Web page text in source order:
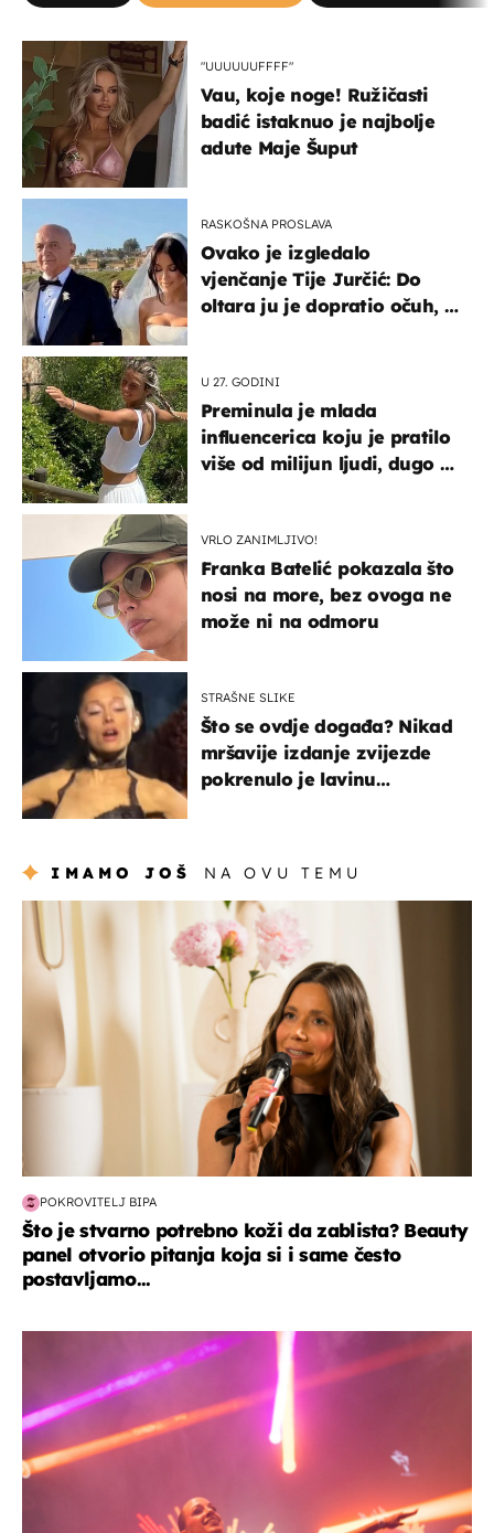
"UUUUUUFFFF"
Vau, koje noge! Ružičasti
badić istaknuo je najbolje
adute Maje Šuput
RASKOŠNA PROSLAVA
Ovako je izgledalo
vjenčanje Tije Jurčić: Do
oltara ju je dopratio očuh, a
U 27. GODINI
Preminula je mlada
influencerica koju je pratilo
više od milijun ljudi, dugo se
VRLO ZANIMLJIVO!
Franka Batelić pokazala što
nosi na more, bez ovoga ne
može ni na odmoru
STRAŠNE SLIKE
Što se ovdje događa? Nikad
mršavije izdanje zvijezde
pokrenulo je lavinu
IMAMO JOŠ NA OVU TEMU
moda & ljepota
POKROVITELJ BIPA
Što je stvarno potrebno koži da zablista? Beauty
panel otvorio pitanja koja si i same često
postavljamo...